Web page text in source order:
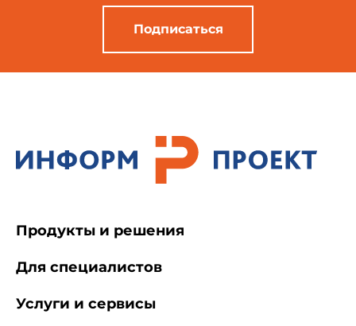
Подписаться
Продукты и решения
Для специалистов
Услуги и сервисы